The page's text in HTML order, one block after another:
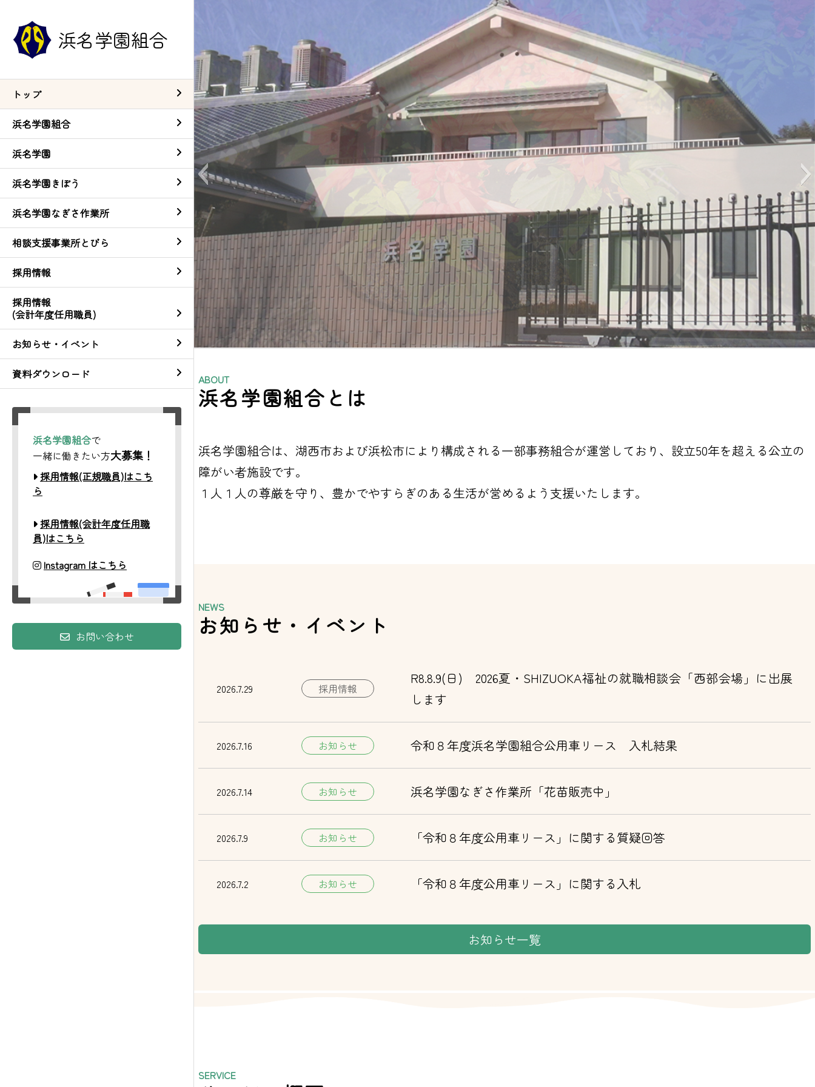
浜名学園組合
トップ
浜名学園組合
浜名学園
浜名学園きぼう
浜名学園なぎさ作業所
相談支援事業所とびら
採用情報
採用情報
(会計年度任用職員)
お知らせ・イベント
資料ダウンロード
浜名学園組合で
一緒に働きたい方大募集！
採用情報(正規職員)はこち
ら
採用情報(会計年度任用職
員)はこちら
Instagram はこちら
お問い合わせ
ABOUT
浜名学園組合とは
浜名学園組合は、湖西市および浜松市により構成される一部事務組合が運営しており、設立50年を超える公立の
障がい者施設です。
１人１人の尊厳を守り、豊かでやすらぎのある生活が営めるよう支援いたします。
NEWS
お知らせ・イベント
2026.7.29 採用情報
R8.8.9(日) 2026夏・SHIZUOKA福祉の就職相談会「西部会場」に出展
します
2026.7.16 お知らせ 令和８年度浜名学園組合公用車リース 入札結果
2026.7.14 お知らせ 浜名学園なぎさ作業所「花苗販売中」
2026.7.9 お知らせ 「令和８年度公用車リース」に関する質疑回答
2026.7.2 お知らせ 「令和８年度公用車リース」に関する入札
お知らせ一覧
SERVICE